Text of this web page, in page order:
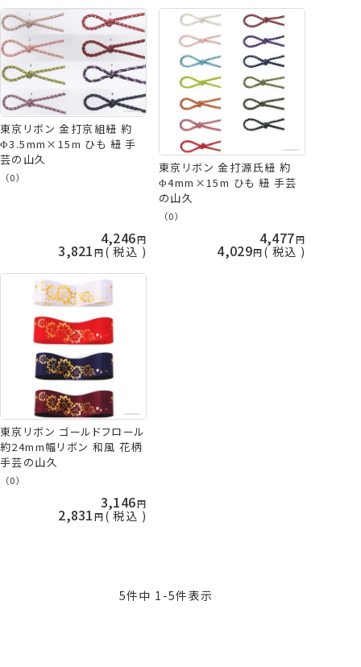
東京リボン 金打京組紐 約
Φ3.5mm×15m ひも 紐 手
芸の山久
（0）
4,246
3,821 税込
東京リボン 金打源氏紐 約
Φ4mm×15m ひも 紐 手芸
の山久
（0）
4,477
4,029 税込
東京リボン ゴールドフロール
約24mm幅リボン 和風 花柄
手芸の山久
（0）
3,146
2,831 税込
5件中 1 -5件表示